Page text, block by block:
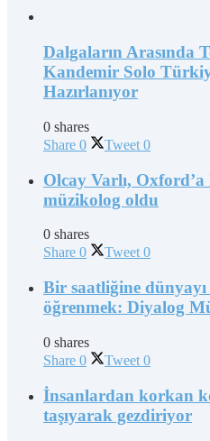
Dalgaların Arasında
Kandemir Solo
Hazırlanıyor
0 shares
Share 0 Tweet 0
Olcay Varlı,
müzikolog oldu
0 shares
Share 0 Tweet 0
Bir saatliğine dünyayı
öğrenmek: Diyalog
0 shares
Share 0 Tweet 0
İnsanlardan korkan
taşıyarak gezdiriyor